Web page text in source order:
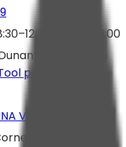
/ 14:30–19:00
10/12, Rovigo
per Oculisti
VISITA